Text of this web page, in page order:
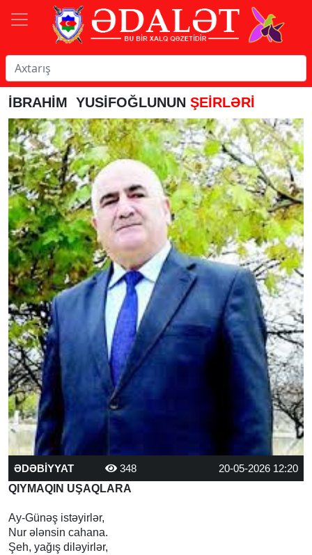
İBRAHİM YUSİFOĞLUNUN ŞEİRLƏRİ
ƏDƏBİYYAT 348
20-05-2026 12:20
QIYMAQIN UŞAQLARA
Ay-Günəş istəyirlər,
Nur ələnsin cahana.
Şeh, yağış diləyirlər,